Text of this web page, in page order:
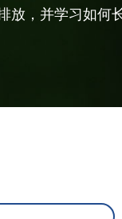
，并学习如何